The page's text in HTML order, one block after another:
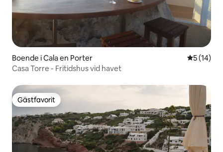
Boende i Cala en Porter 5 av 5 i
5 (14)
Casa Torre - Fritidshus vid havet
Gästfavorit
Gästfavorit